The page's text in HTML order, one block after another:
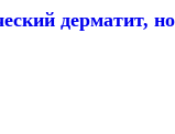
дерматит, но